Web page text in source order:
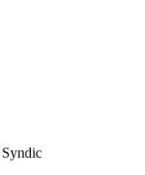
Syndic